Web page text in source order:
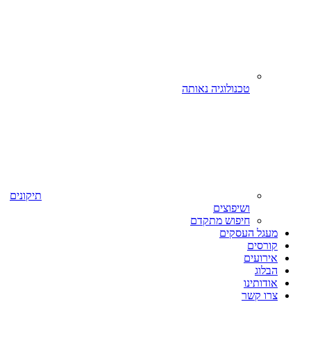
טכנולוגיה נאותה
תיקונים
ושיפוצים
חיפוש מתקדם
מעגל העסקים
קורסים
אירועים
הבלוג
אודותינו
צרו קשר